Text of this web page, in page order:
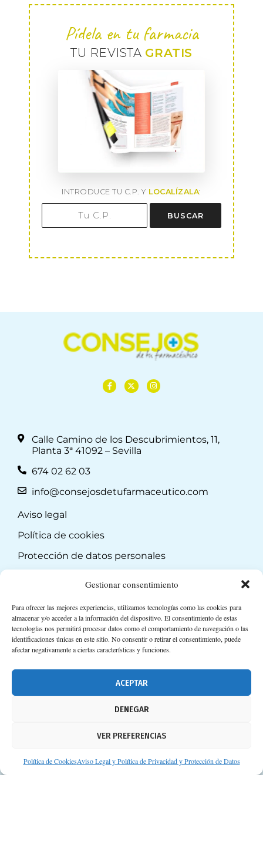
Gestionar consentimiento
Para ofrecer las mejores experiencias, utilizamos tecnologías como las cookies para
almacenar y/o acceder a la información del dispositivo. El consentimiento de estas
tecnologías nos permitirá procesar datos como el comportamiento de navegación o las
identificaciones únicas en este sitio. No consentir o retirar el consentimiento, puede
afectar negativamente a ciertas características y funciones.
ACEPTAR
DENEGAR
VER PREFERENCIAS
Política de CookiesAviso Legal y Política de Privacidad y Protección de Datos
Pídela en tu farmacia
TU REVISTA GRATIS
INTRODUCE TU C.P. Y LOCALÍZALA:
BUSCAR
Calle Camino de los Descubrimientos, 11,
Planta 3ª 41092 – Sevilla
674 02 62 03
info@consejosdetufarmaceutico.com
Aviso legal
Política de cookies
Protección de datos personales